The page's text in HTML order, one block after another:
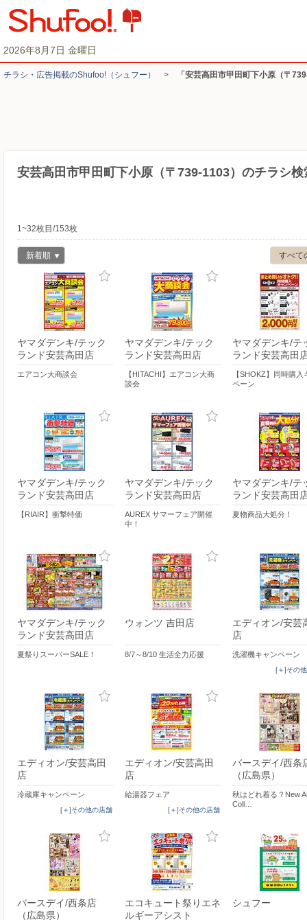
2026年8月7日 金曜日
チラシ・​広告掲載の​Shufoo!​（シュフー） > 「安芸高田市甲田町下小原（〒
安芸高田市甲田町下小原（〒739-1103）のチラシ検
1~32枚目/153枚
すべて
新着順
ヤマダデンキ/テック
ランド安芸高田店
エアコン大商談会
ヤマダデンキ/テック
ランド安芸高田店
【HITACHI】エアコン大商
談会
ヤマダデンキ/テ
ランド安芸高田
【SHOKZ】同時購入
ペーン
ヤマダデンキ/テック
ランド安芸高田店
【RIAIR】衝撃特価
ヤマダデンキ/テック
ランド安芸高田店
AUREX サマーフェア開催
中！
ヤマダデンキ/テ
ランド安芸高田
夏物商品大処分！
ヤマダデンキ/テック
ランド安芸高田店
夏祭りスーパーSALE！
ウォンツ 吉田店
8/7～8/10 生活全力応援
エディオン/安芸
店
洗濯機キャンペーン
[＋]その
エディオン/安芸高田
店
冷蔵庫キャンペーン
[＋]その他の店舗
エディオン/安芸高田
店
給湯器フェア
[＋]その他の店舗
バースデイ/西条
（広島県）
秋はどれ着る？New
Coll…
バースデイ/西条店
（広島県）
エコキュート祭りエネ
ルギーアシスト
シュフー